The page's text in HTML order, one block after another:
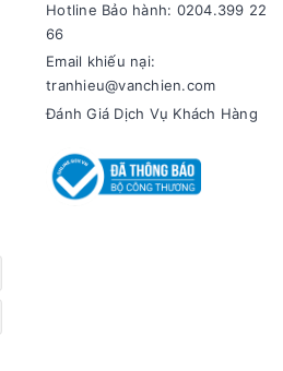
Hotline Bảo hành: 0204.399 22
66
Email khiếu nại:
tranhieu@vanchien.com
Đánh Giá Dịch Vụ Khách Hàng